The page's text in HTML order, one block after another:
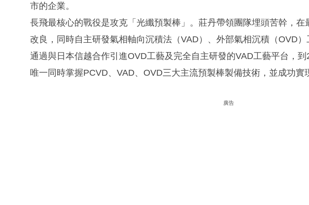
市的企業。
長飛最核心的戰役是攻克「光纖預製棒」。莊丹帶領團隊埋頭苦幹，在
改良，同時自主研發氣相軸向沉積法（VAD）、外部氣相沉積（OVD）
通過與日本信越合作引進OVD工藝及完全自主研發的VAD工藝平台，
唯一同時掌握PCVD、VAD、OVD三大主流預製棒製備技術，並成功實
廣告